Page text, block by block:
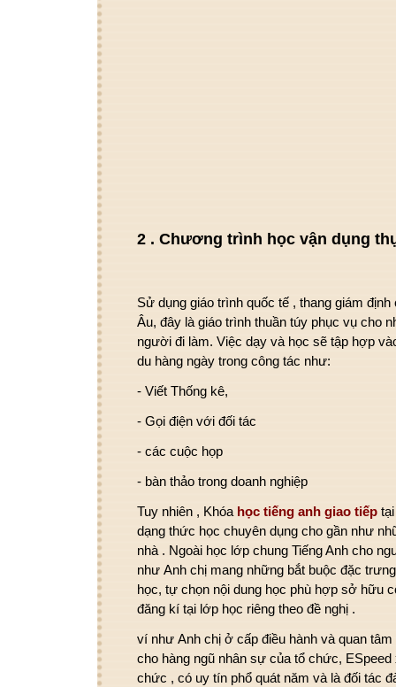
2 . Chương trình học vận dụng
Sử dụng giáo trình quốc tế , thang giám định
Âu, đây là giáo trình thuần túy phục vụ cho
người đi làm. Việc dạy và học sẽ tập hợp
du hàng ngày trong công tác như:
- Viết Thống kê,
- Gọi điện với đối tác
- các cuộc họp
- bàn thảo trong doanh nghiệp
Tuy nhiên , Khóa học tiếng anh giao tiếp
dạng thức học chuyên dụng cho gần như
nhà . Ngoài học lớp chung Tiếng Anh cho
như Anh chị mang những bắt buộc đặc
học, tự chọn nội dung học phù hợp sở hữu
đăng kí tại lớp học riêng theo đề nghị .
ví như Anh chị ở cấp điều hành và quan tâm
cho hàng ngũ nhân sự của tổ chức,
chức , có uy tín phổ quát năm và là đối tác